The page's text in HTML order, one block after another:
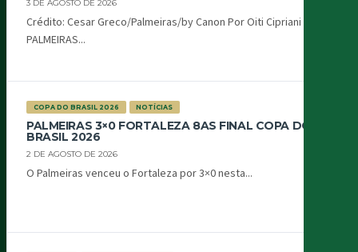
3 DE AGOSTO DE 2026
Crédito: Cesar Greco/Palmeiras/by Canon Por Oiti Cipriani
PALMEIRAS...
COPA DO BRASIL 2026 NOTÍCIAS
PALMEIRAS 3×0 FORTALEZA 8AS FINAL COPA DO
BRASIL 2026
2 DE AGOSTO DE 2026
O Palmeiras venceu o Fortaleza por 3×0 nesta...